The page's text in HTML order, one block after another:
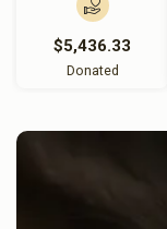
$5,436.33
Donated